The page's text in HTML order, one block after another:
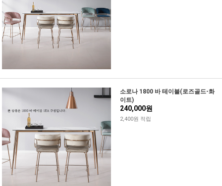
소로나 1800 바 테이블(로즈골드-화
이트)
240,000원
2,400원 적립